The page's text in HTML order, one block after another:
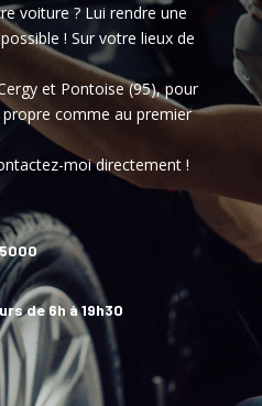
voiture ? Lui rendre une
! Sur votre lieux de
et Pontoise (95), pour
comme au premier
moi directement !
de 6h à 19h30